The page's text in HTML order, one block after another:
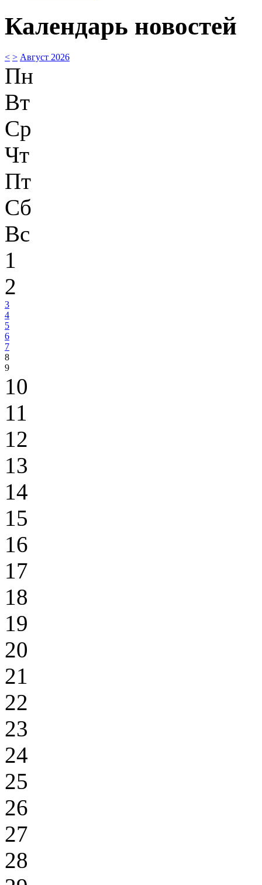
Календарь новостей
< > Август 2026
Пн
Вт
Ср
Чт
Пт
Сб
Вс
1
2
3
4
5
6
7
8
9
10
11
12
13
14
15
16
17
18
19
20
21
22
23
24
25
26
27
28